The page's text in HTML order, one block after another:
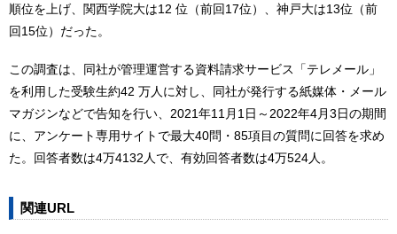
順位を上げ、関西学院大は12 位（前回17位）、神戸大は13位（前
回15位）だった。
この調査は、同社が管理運営する資料請求サービス「テレメール」
を利用した受験生約42 万人に対し、同社が発行する紙媒体・メール
マガジンなどで告知を行い、2021年11月1日～2022年4月3日の期間
に、アンケート専用サイトで最大40問・85項目の質問に回答を求め
た。回答者数は4万4132人で、有効回答者数は4万524人。
関連URL